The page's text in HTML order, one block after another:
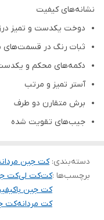
نشانه‌های کیفیت
دوخت یکدست و تمیز
ثبات رنگ در قسمت‌های
دکمه‌های محکم و
آستر تمیز و مرتب
برش متقارن دو طرف
جیب‌های تقویت شده
دسته‌بندی:کت جین
برچسب‌ها :کتکت لیکت
کت جین
کت مردانهکت